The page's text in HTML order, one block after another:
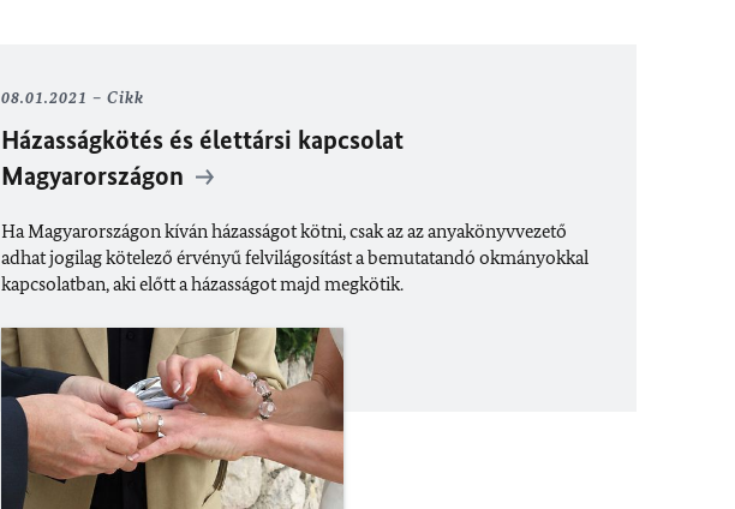
08.01.2021 Cikk
Házasságkötés és élettársi kapcsolat
Magyarországon
Ha Magyarországon kíván házasságot kötni, csak az az anyakönyvvezető
adhat jogilag kötelező érvényű felvilágosítást a bemutatandó okmányokkal
kapcsolatban, aki előtt a házasságot majd megkötik.